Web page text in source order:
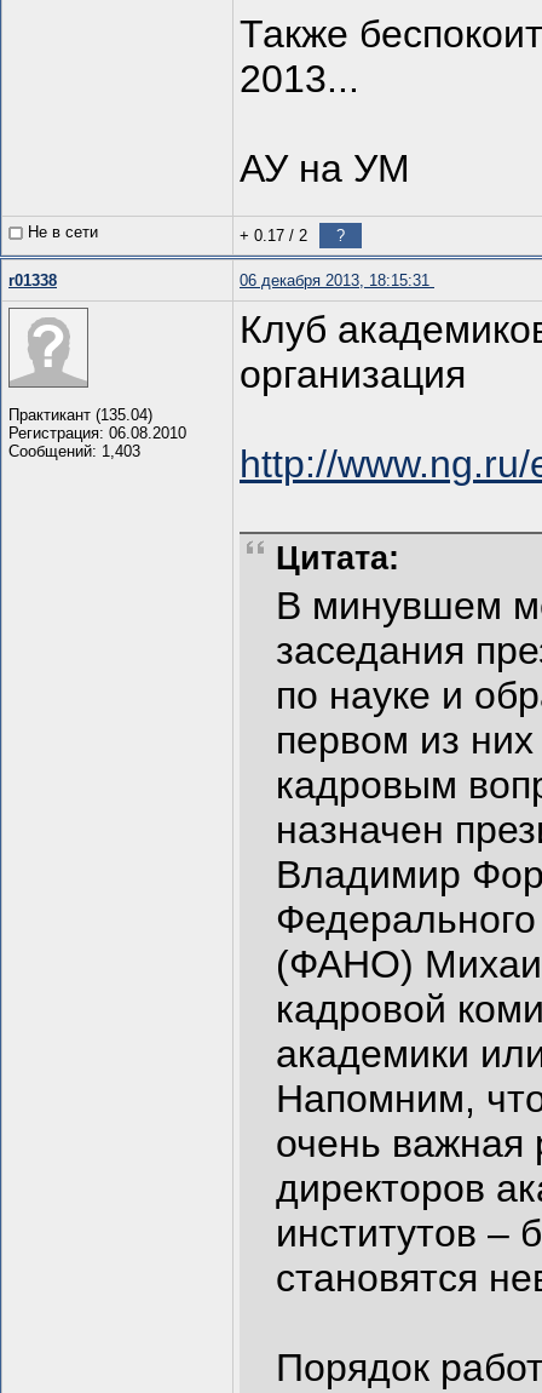
Также
2013...
АУ на УМ
Не в сети + 0.17 / 2 ?
r01338 06 декабря 2013, 18:15:31
Практикант (135.04)
Регистрация: 06.08.2010
Сообщений: 1,403
Клуб
организация
http://
Цитата:
В минувшем
заседания
по науке и
первом из
кадровым
назначен
Владимир
(ФАНО)
кадровой
академики
Напомним,
очень важная
директоров
институтов –
становятся
Порядок